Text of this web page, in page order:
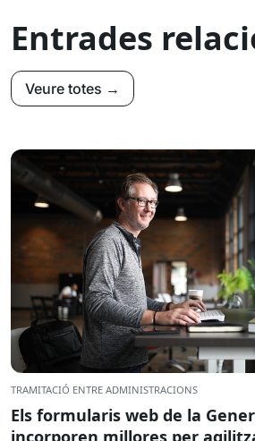
Entrades
Veure totes →
TRAMITACIÓ ENTRE ADMINISTRACIONS
Els formularis web de la
incorporen millores per